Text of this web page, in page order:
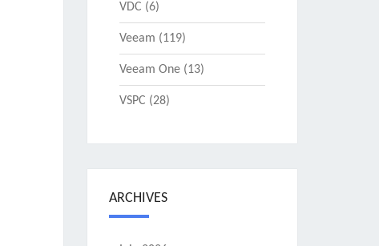
VDC (6)
Veeam (119)
Veeam One(13)
VSPC (28)
ARCHIVES